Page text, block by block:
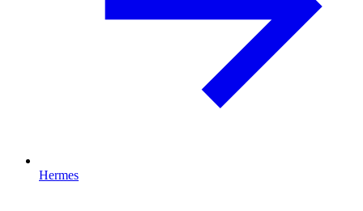
Hermes